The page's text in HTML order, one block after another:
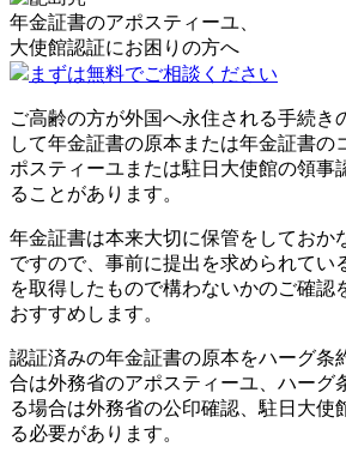
年金証書のアポスティーユ、
大使館認証にお困りの方へ
まずは無料でご相談ください
ご高齢の方が外国へ永住される手続き
して年金証書の原本または年金証書の
ポスティーユまたは駐日大使館の領事
ることがあります。
年金証書は本来大切に保管をしておか
ですので、事前に提出を求められてい
を取得したもので構わないかのご確認
おすすめします。
認証済みの年金証書の原本をハーグ条
合は外務省のアポスティーユ、ハーグ
る場合は外務省の公印確認、駐日大使
る必要があります。